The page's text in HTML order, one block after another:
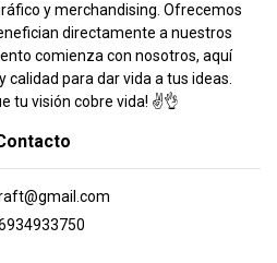
y merchandising. Ofrecemos
directamente a nuestros
comienza con nosotros, aquí
para dar vida a tus ideas.
tu visión cobre vida! ✌️👌